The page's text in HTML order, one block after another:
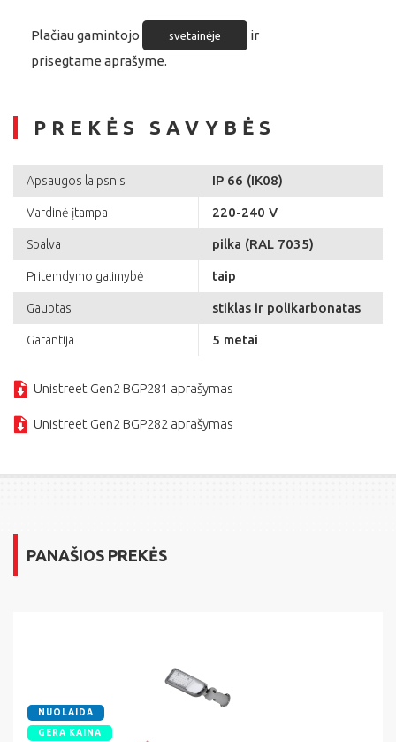
Plačiau gamintojo svetainėje
ir
prisegtame aprašyme.
PREKĖS SAVYBĖS
Apsaugos laipsnis IP 66 (IK08)
Vardinė įtampa 220-240 V
Spalva pilka (RAL 7035)
Pritemdymo galimybė taip
Gaubtas stiklas ir polikarbonatas
Garantija 5 metai
Unistreet Gen2 BGP281 aprašymas
Unistreet Gen2 BGP282 aprašymas
PANAŠIOS PREKĖS
NUOLAIDA
GERA KAINA